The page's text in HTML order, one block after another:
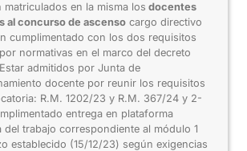
matriculados en la misma los docentes
al concurso de ascenso cargo directivo
cumplimentado con los dos requisitos
normativas en el marco del decreto
admitidos por Junta de
docente por reunir los requisitos
R.M. 1202/23 y R.M. 367/24 y 2-
entrega en plataforma
del trabajo correspondiente al módulo 1
establecido (15/12/23) según exigencias